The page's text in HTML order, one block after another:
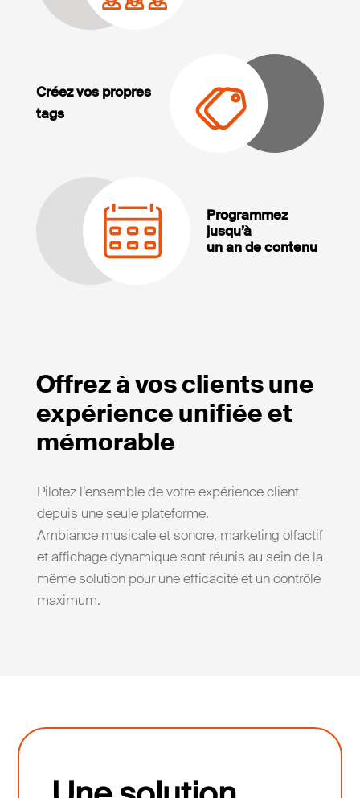
Créez vos propres
tags
Programmez
jusqu’à
un an de contenu
Offrez à vos clients une
expérience unifiée et
mémorable
Pilotez l’ensemble de votre expérience client
depuis une seule plateforme.
Ambiance musicale et sonore, marketing olfactif
et affichage dynamique sont réunis au sein de la
même solution pour une efficacité et un contrôle
maximum.